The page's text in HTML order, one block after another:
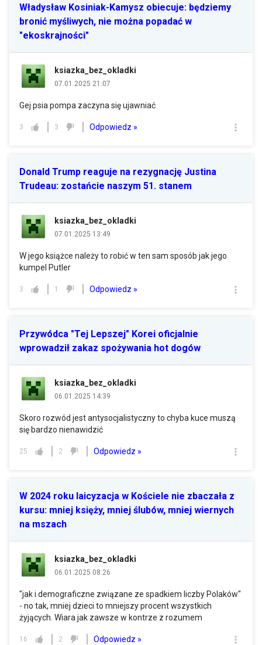
Władysław Kosiniak-Kamysz obiecuje: będziemy
bronić myśliwych, nie można popadać w
"ekoskrajności"
ksiazka_bez_okladki
07.01.2025 21:07
Gej psia pompa zaczyna się ujawniać
3 3 Odpowiedz »
Donald Trump reaguje na rezygnację Justina
Trudeau: zostańcie naszym 51. stanem
ksiazka_bez_okladki
07.01.2025 13:49
W jego książce należy to robić w ten sam sposób jak jego
kumpel Putler
3 1 Odpowiedz »
Przywódca "Tej Lepszej" Korei oficjalnie
wprowadził zakaz spożywania hot dogów
ksiazka_bez_okladki
06.01.2025 14:39
Skoro rozwód jest antysocjalistyczny to chyba kuce muszą
się bardzo nienawidzić
25 2 Odpowiedz »
W 2024 roku laicyzacja w Kościele nie zbaczała z
kursu: mniej księży, mniej ślubów, mniej wiernych
na mszach
ksiazka_bez_okladki
06.01.2025 08:26
"jak i demograficzne związane ze spadkiem liczby Polaków"
- no tak, mniej dzieci to mniejszy procent wszystkich
żyjących. Wiara jak zawsze w kontrze z rozumem
16 2 Odpowiedz »